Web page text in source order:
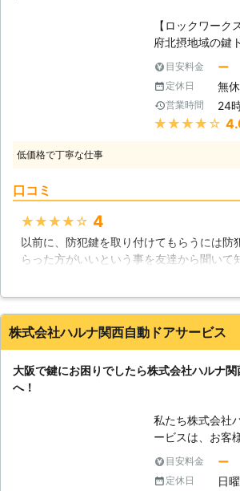
行っているので
渡ってご利用い
きる会社です。
満足のできる結
だきます。 カギ
問、さまざまな
ります。カギ開
【ロックワーク
府北摂地域の鍵
応するロックワ
満足していただ
を行っておりま
鍵交換などの住
らず、自動車の
お電話時や現場
ますので、料金
錠もお任せくだ
入車、原付バイ
て行っておりま
い。インロック
業時間目安は5
大切なお車の鍵
ております。キ
た、折れたり曲
出張し、キーの
失キーの作成を
目安料金 ー
定休日 無休
営業時間 24
★★★★★
低価格で丁寧な仕事
口コミ
★★★★★ 4
以前に、防犯鍵を取り付けてもらうには防
らった方がいいという事を友達から聞いて
ので今回ロックワークス高槻さんに連絡
識も豊富で色々な情報も知ることが出来ま
大阪府 高槻市 2016年12月10日
株式会社ハルナ関西自動ドアサービス
大阪で鍵にお困りでしたら株式会社ハルナ
へ！
私たち株式会社
ービスは、お客
お手伝いを鍵と
行っております。 【鍵には防犯性が
必要です】 鍵に
目安料金 ー
定休日 日